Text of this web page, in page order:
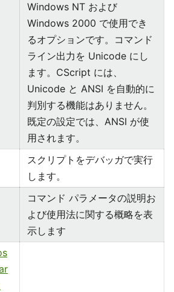
Windows NT および
Windows 2000 で使用でき
るオプションです。コマンド
ライン出力を Unicode にし
ます。CScript には、
Unicode と ANSI を自動的に
判別する機能はありません。
既定の設定では、ANSI が使
用されます。
スクリプトをデバッガで実行
します。
コマンド パラメータの説明お
よび使用法に関する概略を表
示します